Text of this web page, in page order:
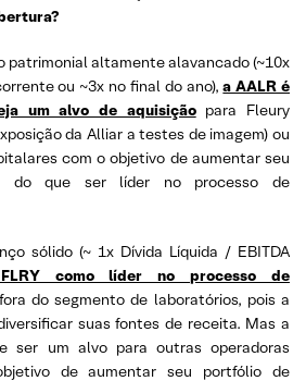
patrimonial altamente alavancado (~10x
ou ~3x no final do ano),a AALR é
um alvo de aquisiçãopara Fleury
da Alliar a testes de imagem) ou
com o objetivo de aumentar seu
do que ser líder no processo de
sólido (~ 1x Dívida Líquida / EBITDA
como líder no processo de
do segmento de laboratórios, pois a
suas fontes de receita. Mas a
ser um alvo para outras operadoras
de aumentar seu portfólio de